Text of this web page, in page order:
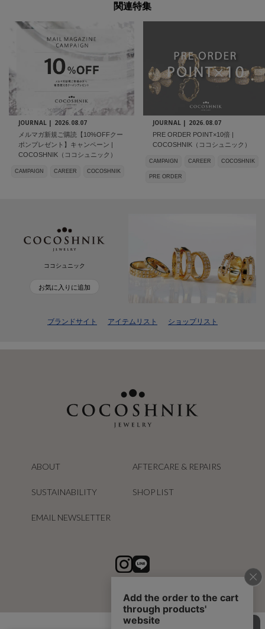
関連特集
JOURNAL | 2026.08.07
メルマガ新規ご購読【10%OFFクー
ポンプレゼント】キャンペーン |
COCOSHNIK（ココシュニック）
CAMPAIGN CAREER COCOSHNIK
JOURNAL | 2026.08.07
PRE ORDER POINT×10倍 |
COCOSHNIK（ココシュニック）
CAMPAIGN CAREER COCOSHNIK
PRE ORDER
ココシュニック
お気に入りに追加
ブランドサイト アイテムリスト ショップリスト
ABOUT AFTERCARE & REPAIRS
SUSTAINABILITY SHOP LIST
EMAIL NEWSLETTER